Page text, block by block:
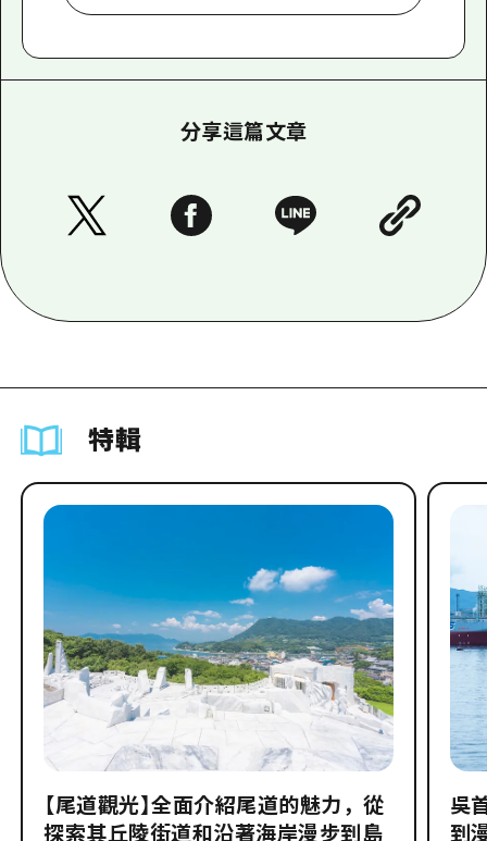
分享這篇文章
特輯
【尾道觀光】全面介紹尾道的魅力，從
探索其丘陵街道和沿著海岸漫步到島
吳
到